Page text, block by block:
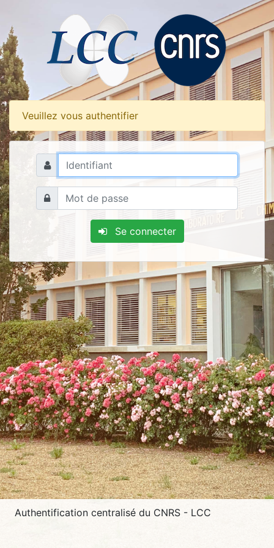
Veuillez vous authentifier
Se connecter
Authentification centralisé du CNRS - LCC